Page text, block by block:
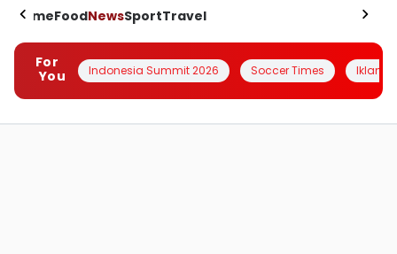
HomeFoodNewsSportTravel
For
You
Indonesia Summit 2026 Soccer Times Iklanin